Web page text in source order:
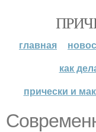
главная
как
прически и